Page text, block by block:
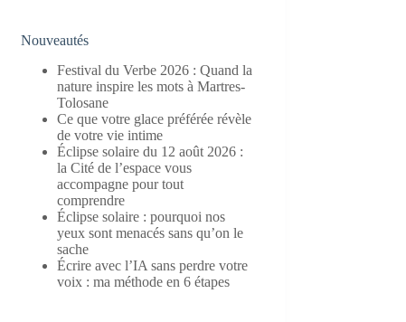
Nouveautés
Festival du Verbe 2026 : Quand la
nature inspire les mots à Martres-
Tolosane
Ce que votre glace préférée révèle
de votre vie intime
Éclipse solaire du 12 août 2026 :
la Cité de l’espace vous
accompagne pour tout
comprendre
Éclipse solaire : pourquoi nos
yeux sont menacés sans qu’on le
sache
Écrire avec l’IA sans perdre votre
voix : ma méthode en 6 étapes